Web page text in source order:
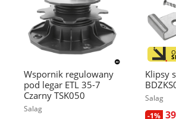
Wspornik regulowany
pod legar ETL 35-7
Czarny TSK050
Salag
Klipsy
Salag
-1%